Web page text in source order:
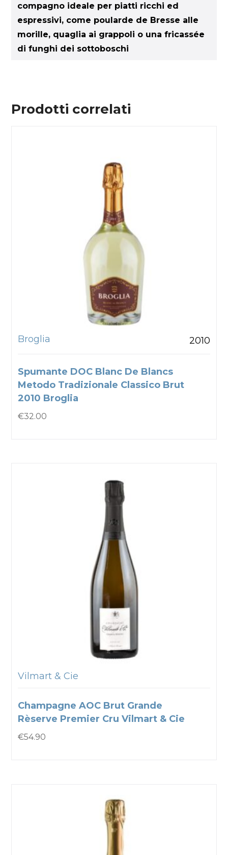
compagno ideale per piatti ricchi ed
espressivi, come poularde de Bresse alle
morille, quaglia ai grappoli o una fricassée
di funghi dei sottoboschi
Prodotti correlati
Broglia 2010
Spumante DOC Blanc De Blancs
Metodo Tradizionale Classico Brut
2010 Broglia
€32.00
Vilmart & Cie
Champagne AOC Brut Grande
Rèserve Premier Cru Vilmart & Cie
€54.90